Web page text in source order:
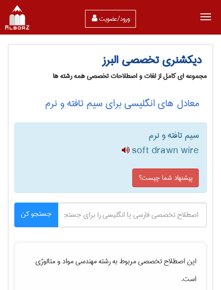
ورود/عضویت
دیکشنری تخصصی البرز
مجموعه ای کامل از لغات و اصطلاحات تخصصی همه رشته ها
معادل های انگلیسی برای سیم تافته و نرم
سیم تافته و نرم
soft drawn wire
پیشنهاد شما چیست؟
جستجو کن
این اصطلاح تخصصی مربوط به رشتهمهندسی مواد و متالوژی
است.